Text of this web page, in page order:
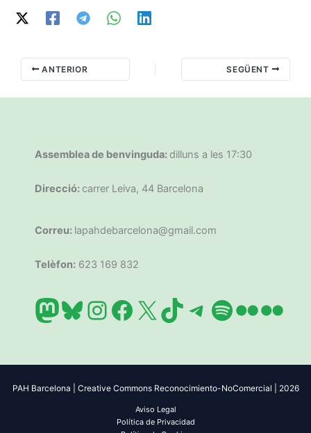
ANTERIOR SEGÜENT
Assemblea de benvinguda: dilluns a les 17:30
Direcció: carrer Leiva, 44 Barcelona
Correu: lapahdebarcelona@gmail.com
Telèfon: 623 169 832
Mastodon
Bluesky
Instagram
Facebook
X TikTok
Telegram
Spotify
Flickr
PAH Barcelona | Creative Commons Reconocimiento-NoComercial | 2026
Aviso Legal
Política de Privacidad